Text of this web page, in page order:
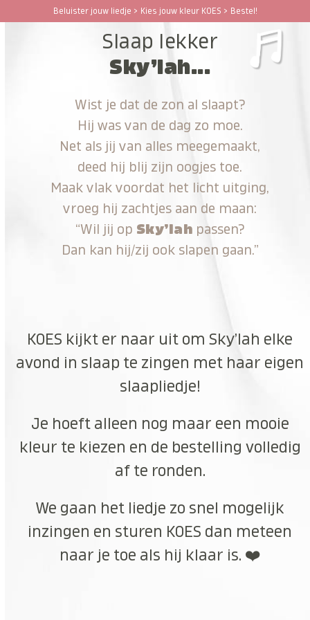
Beluister jouw liedje > Kies jouw kleur KOES > Bestel!
Open
Close
Slaap lekker
Sky’lah...
Wist je dat de zon al slaapt?
Hij was van de dag zo moe.
Net als jij van alles meegemaakt,
deed hij blij zijn oogjes toe.
Maak vlak voordat het licht uitging,
vroeg hij zachtjes aan de maan:
“Wil jij op Sky’lah passen?
Dan kan hij/zij ook slapen gaan.”
KOES kijkt er naar uit om Sky’lah elke
avond in slaap te zingen met haar eigen
slaapliedje!
Je hoeft alleen nog maar een mooie
kleur te kiezen en de bestelling volledig
af te ronden.
We gaan het liedje zo snel mogelijk
inzingen en sturen KOES dan meteen
naar je toe als hij klaar is. ❤️